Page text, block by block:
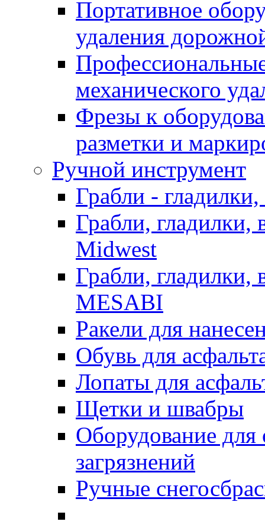
Портативное
удаления
механического
Фрезы к
разметки и
Ручной инструмент
Грабли -
Грабли, гладилки,
Midwest
Грабли, гладилки,
MESABI
Ракели для
Обувь для
Лопаты для
Щетки и швабры
Оборудование для
загрязнений
Ручные